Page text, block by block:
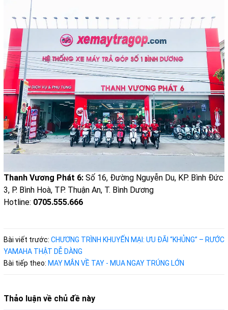
Thanh Vương Phát 6: Số 16, Đường Nguyễn Du, KP. Bình Đức
3, P. Bình Hoà, TP. Thuận An, T. Bình Dương
Hotline: 0705.555.666
Bài viết trước: CHƯƠNG TRÌNH KHUYẾN MẠI: ƯU ĐÃI “KHỦNG” – RƯỚC
YAMAHA THẬT DỄ DÀNG
Bài tiếp theo: MAY MẮN VỀ TAY - MUA NGAY TRÚNG LỚN
Thảo luận về chủ đề này